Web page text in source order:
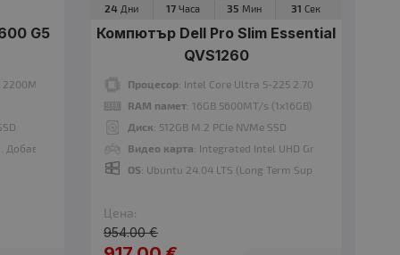
Процесор: Intel Core Ultra 5-225 2.70 GHz, 20 MB cache
: 8GB 5600MT/s (1x8GB)
G5
9MB
Добавете Windows 11 от опциите.
24 Дни 17 Часа 35 Мин 30 Сек
Компютър Dell Pro Slim Essential
QVS1260
Процесор: Intel Core Ultra 5-225 2.70 GHz, 20 MB
RAM памет: 16GB 5600MT/s (1x16GB)
Диск: 512GB M.2 PCIe NVMe SSD
Видео карта: Integrated Intel UHD Graphics
OS: Ubuntu 24.04 LTS (Long Term Support)
Цена:
954.00 €